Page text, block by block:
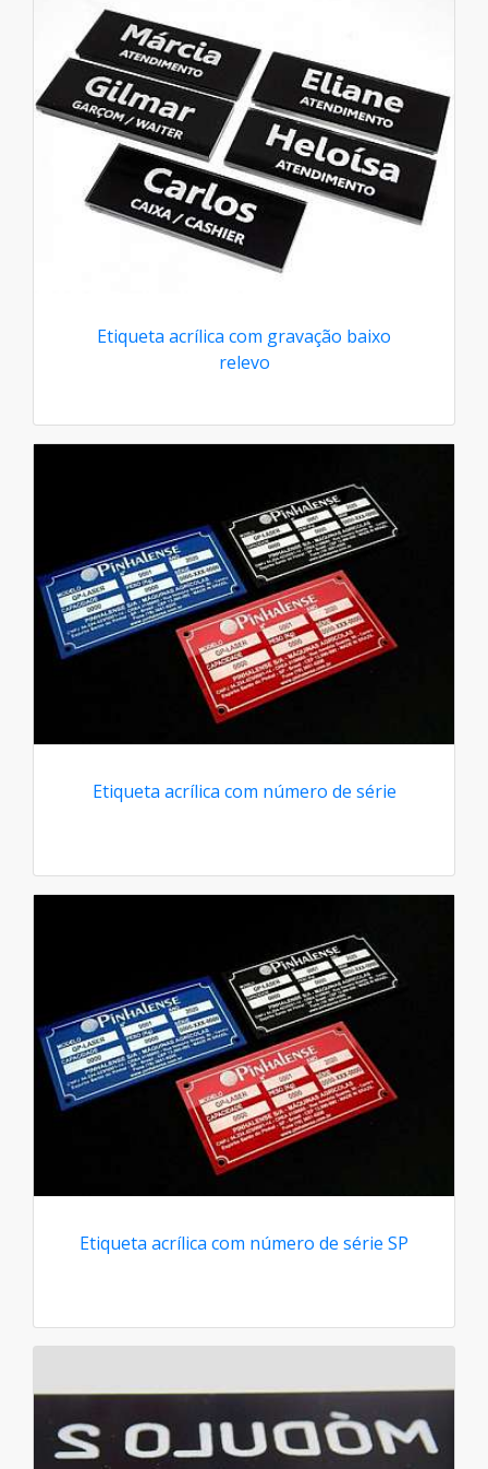
Etiqueta acrílica com gravação baixo
relevo
Etiqueta acrílica com número de série
Etiqueta acrílica com número de série SP